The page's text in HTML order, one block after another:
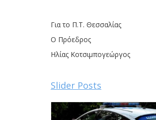
Για το Π.Τ. Θεσσαλίας
Ο Πρόεδρος
Ηλίας Κοτσιμπογεώργος
Slider Posts